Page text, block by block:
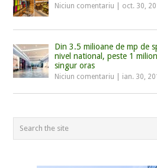
Niciun comentariu oct. 30,
Din 3.5 milioane de mp de
nivel national, peste 1
singur oras
Niciun comentariu ian. 30,